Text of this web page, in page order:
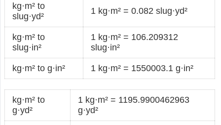
kg·m² to
slug·yd²
1 kg·m² = 0.082 slug·yd²
kg·m² to
slug·in²
1 kg·m² = 106.209312
slug·in²
kg·m² to g·in² 1 kg·m² = 1550003.1 g·in²
kg·m² to
g·yd²
1 kg·m² = 1195.9900462963
g·yd²